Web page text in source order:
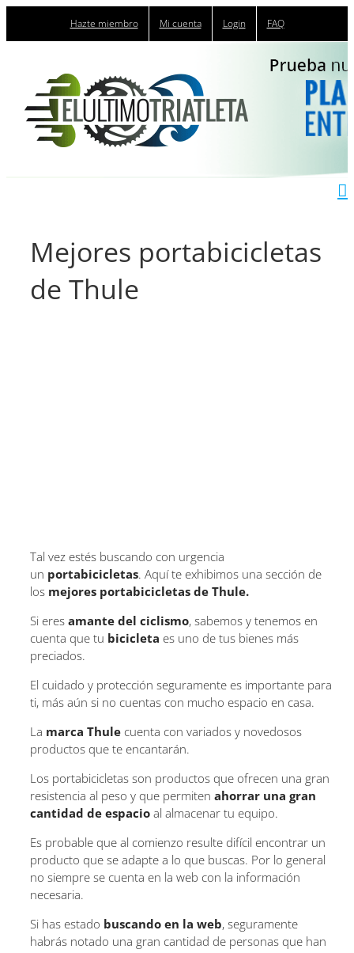
Hazte miembro Mi cuenta Login FAQ
Mejores portabicicletas
de Thule
Tal vez estés buscando con urgencia
un portabicicletas. Aquí te exhibimos una sección de
los mejores portabicicletas de Thule.
Si eres amante del ciclismo, sabemos y tenemos en
cuenta que tu bicicleta es uno de tus bienes más
preciados.
El cuidado y protección seguramente es importante para
ti, más aún si no cuentas con mucho espacio en casa.
La marca Thulecuenta con variados y novedosos
productos que te encantarán.
Los portabicicletas son productos que ofrecen una gran
resistencia al peso y que permiten ahorrar una gran
cantidad de espacioal almacenar tu equipo.
Es probable que al comienzo resulte difícil encontrar un
producto que se adapte a lo que buscas. Por lo general
no siempre se cuenta en la web con la información
necesaria.
Si has estado buscando en la web, seguramente
habrás notado una gran cantidad de personas que han